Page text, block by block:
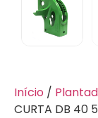
Início /
CURTA DB 40